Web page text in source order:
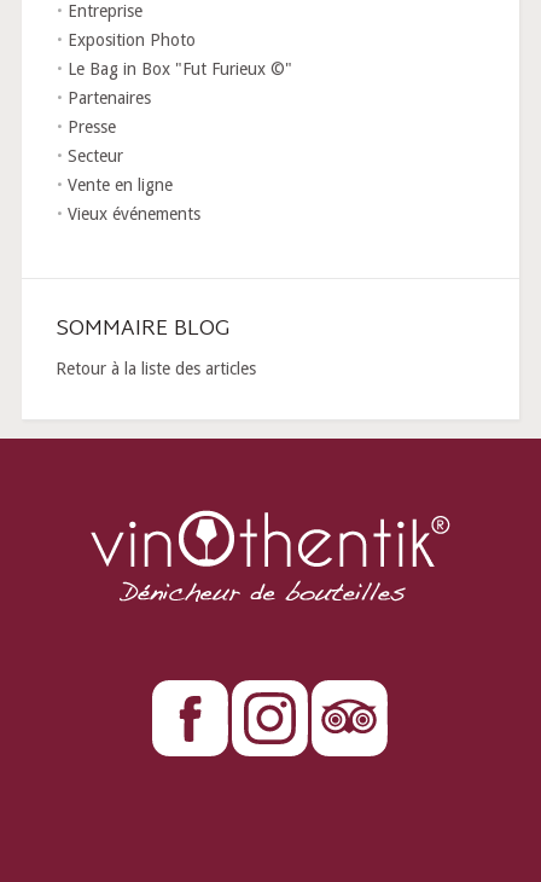
Entreprise
Exposition Photo
Le Bag in Box "Fut Furieux ©"
Partenaires
Presse
Secteur
Vente en ligne
Vieux événements
SOMMAIRE BLOG
Retour à la liste des articles